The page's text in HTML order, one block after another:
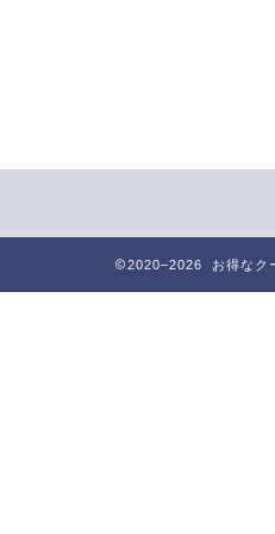
2020–2026 お得なク